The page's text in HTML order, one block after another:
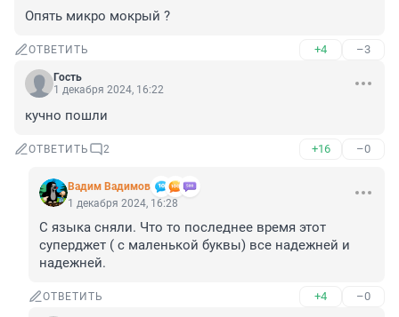
Опять микро мокрый ?
ОТВЕТИТЬ +4 –3
Гость
1 декабря 2024, 16:22
кучно пошли
ОТВЕТИТЬ 2 +16 –0
Вадим Вадимов
1 декабря 2024, 16:28
C языка сняли. Что то последнее время этот
суперджет ( с маленькой буквы) все надежней и
надежней.
ОТВЕТИТЬ +4 –0